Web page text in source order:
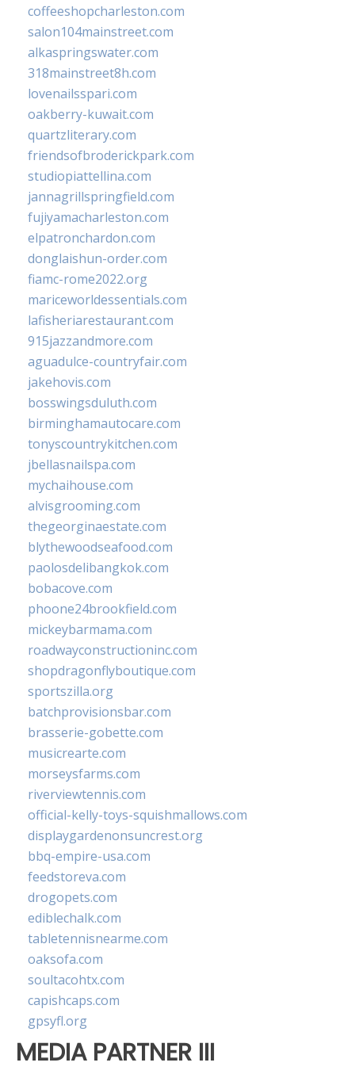
coffeeshopcharleston.com
salon104mainstreet.com
alkaspringswater.com
318mainstreet8h.com
lovenailsspari.com
oakberry-kuwait.com
quartzliterary.com
friendsofbroderickpark.com
studiopiattellina.com
jannagrillspringfield.com
fujiyamacharleston.com
elpatronchardon.com
donglaishun-order.com
fiamc-rome2022.org
mariceworldessentials.com
lafisheriarestaurant.com
915jazzandmore.com
aguadulce-countryfair.com
jakehovis.com
bosswingsduluth.com
birminghamautocare.com
tonyscountrykitchen.com
jbellasnailspa.com
mychaihouse.com
alvisgrooming.com
thegeorginaestate.com
blythewoodseafood.com
paolosdelibangkok.com
bobacove.com
phoone24brookfield.com
mickeybarmama.com
roadwayconstructioninc.com
shopdragonflyboutique.com
sportszilla.org
batchprovisionsbar.com
brasserie-gobette.com
musicrearte.com
morseysfarms.com
riverviewtennis.com
official-kelly-toys-squishmallows.com
displaygardenonsuncrest.org
bbq-empire-usa.com
feedstoreva.com
drogopets.com
ediblechalk.com
tabletennisnearme.com
oaksofa.com
soultacohtx.com
capishcaps.com
gpsyfl.org
MEDIA PARTNER III